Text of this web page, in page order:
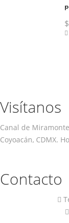
$
Visítanos
Canal de
Coyoacán, CDMX.
Contacto